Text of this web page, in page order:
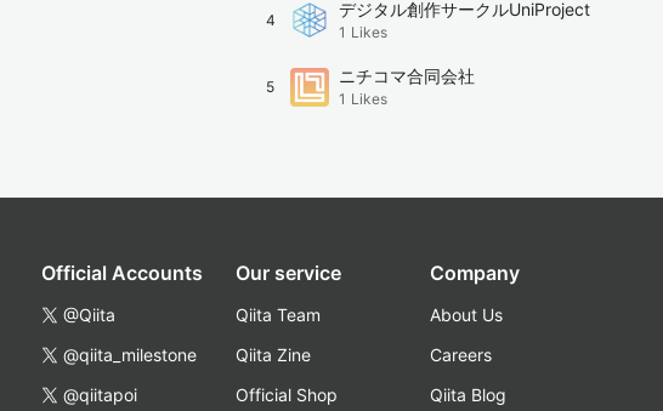
4
デジタル創作サークルUniProject
1 Likes
5
ニチコマ合同会社
1 Likes
Official Accounts
@Qiita
@qiita_milestone
@qiitapoi
Our service
Qiita Team
Qiita Zine
Official Shop
Company
About Us
Careers
Qiita Blog